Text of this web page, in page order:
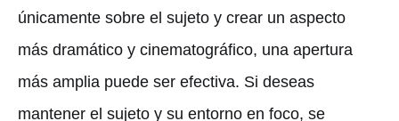
únicamente sobre el sujeto y crear un aspecto
más dramático y cinematográfico, una apertura
más amplia puede ser efectiva. Si deseas
mantener el sujeto y su entorno en foco, se